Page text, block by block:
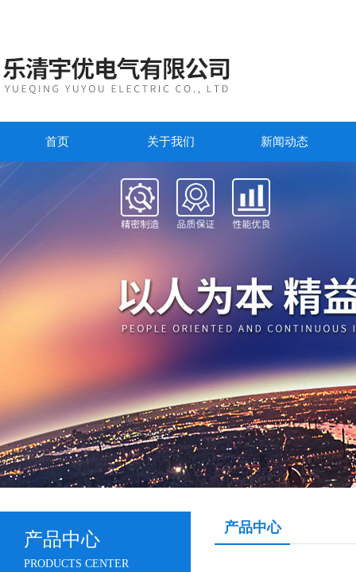
首页 关于我们 新闻动态
产品中心
PRODUCTS CENTER
产品中心